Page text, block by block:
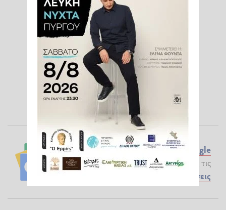
Ακολουθήστε το ilialive.gr στοGoogle
Newsκαι μάθετε πρώτοι όλες τις
Ειδήσεις